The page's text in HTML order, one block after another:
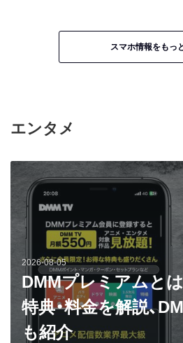
スマホ情報をもっ
エンタメ
2026-08-05
DMMプレミアムとは
特典・料金を解説、
も紹介